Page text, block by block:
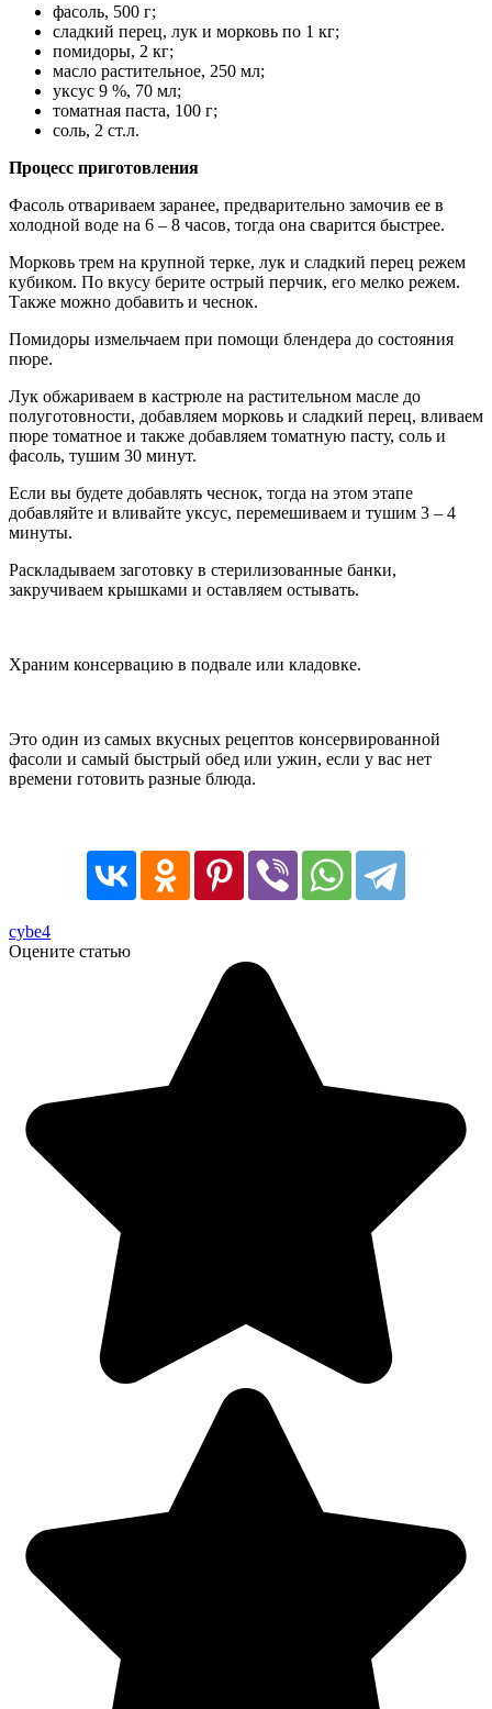
фасоль, 500 г;
сладкий перец, лук и морковь по 1 кг;
помидоры, 2 кг;
масло растительное, 250 мл;
уксус 9 %, 70 мл;
томатная паста, 100 г;
соль, 2 ст.л.
Процесс приготовления
Фасоль отвариваем заранее, предварительно замочив ее в
холодной воде на 6 – 8 часов, тогда она сварится быстрее.
Морковь трем на крупной терке, лук и сладкий перец режем
кубиком. По вкусу берите острый перчик, его мелко режем.
Также можно добавить и чеснок.
Помидоры измельчаем при помощи блендера до состояния
пюре.
Лук обжариваем в кастрюле на растительном масле до
полуготовности, добавляем морковь и сладкий перец, вливаем
пюре томатное и также добавляем томатную пасту, соль и
фасоль, тушим 30 минут.
Если вы будете добавлять чеснок, тогда на этом этапе
добавляйте и вливайте уксус, перемешиваем и тушим 3 – 4
минуты.
Раскладываем заготовку в стерилизованные банки,
закручиваем крышками и оставляем остывать.
Храним консервацию в подвале или кладовке.
Это один из самых вкусных рецептов консервированной
фасоли и самый быстрый обед или ужин, если у вас нет
времени готовить разные блюда.
cybe4
Оцените статью